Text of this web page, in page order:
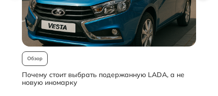
Обзор
Почему стоит выбрать подержанную LADA, а не
новую иномарку